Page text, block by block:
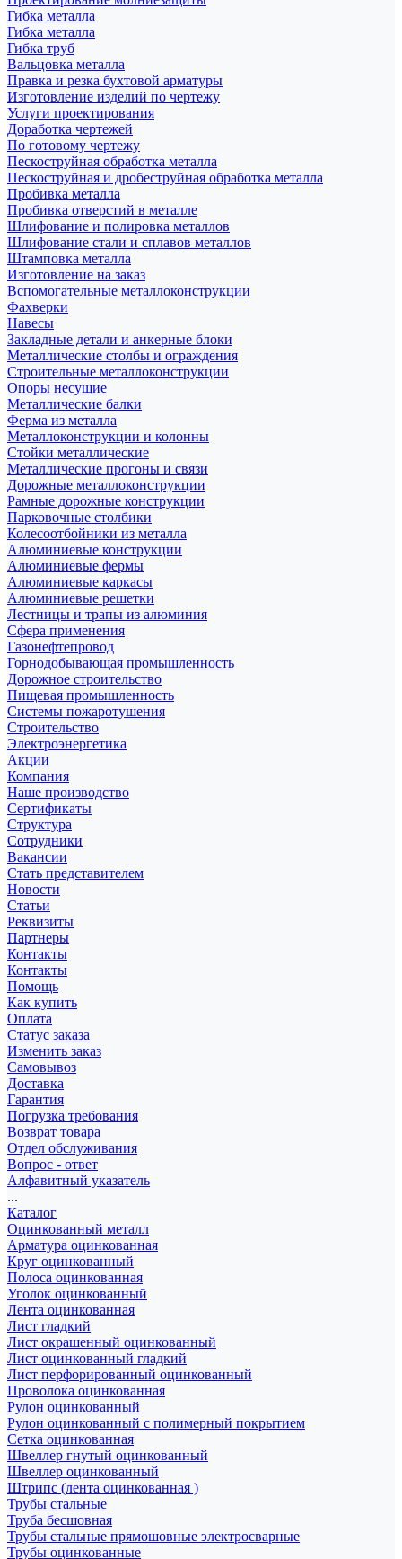
Гибка металла
Гибка металла
Гибка труб
Вальцовка металла
Правка и резка бухтовой арматуры
Изготовление изделий по чертежу
Услуги проектирования
Доработка чертежей
По готовому чертежу
Пескоструйная обработка металла
Пескоструйная и дробеструйная обработка металла
Пробивка металла
Пробивка отверстий в металле
Шлифование и полировка металлов
Шлифование стали и сплавов металлов
Штамповка металла
Изготовление на заказ
Вспомогательные металлоконструкции
Фахверки
Навесы
Закладные детали и анкерные блоки
Металлические столбы и ограждения
Строительные металлоконструкции
Опоры несущие
Металлические балки
Ферма из металла
Металлоконструкции и колонны
Стойки металлические
Металлические прогоны и связи
Дорожные металлоконструкции
Рамные дорожные конструкции
Парковочные столбики
Колесоотбойники из металла
Алюминиевые конструкции
Алюминиевые фермы
Алюминиевые каркасы
Алюминиевые решетки
Лестницы и трапы из алюминия
Сфера применения
Газонефтепровод
Горнодобывающая промышленность
Дорожное строительство
Пищевая промышленность
Системы пожаротушения
Строительство
Электроэнергетика
Акции
Компания
Наше производство
Сертификаты
Структура
Сотрудники
Вакансии
Стать представителем
Новости
Статьи
Реквизиты
Партнеры
Контакты
Контакты
Помощь
Как купить
Оплата
Статус заказа
Изменить заказ
Самовывоз
Доставка
Гарантия
Погрузка требования
Возврат товара
Отдел обслуживания
Вопрос - ответ
Алфавитный указатель
...
Каталог
Оцинкованный металл
Арматура оцинкованная
Круг оцинкованный
Полоса оцинкованная
Уголок оцинкованный
Лента оцинкованная
Лист гладкий
Лист окрашенный оцинкованный
Лист оцинкованный гладкий
Лист перфорированный оцинкованный
Проволока оцинкованная
Рулон оцинкованный
Рулон оцинкованный с полимерный покрытием
Сетка оцинкованная
Швеллер гнутый оцинкованный
Швеллер оцинкованный
Штрипс (лента оцинкованная )
Трубы стальные
Труба бесшовная
Трубы стальные прямошовные электросварные
Трубы оцинкованные